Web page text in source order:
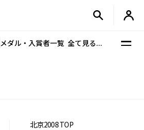
メダル・入賞者一覧 全て見る...
北京2008 TOP